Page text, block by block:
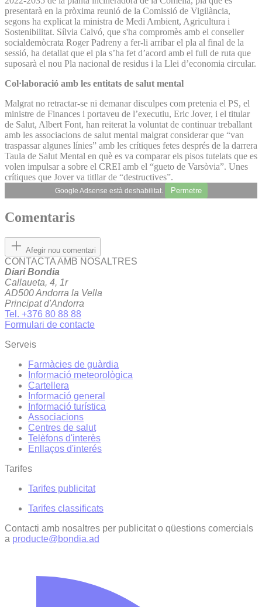
presentarà en la pròxima reunió de la Comissió de Vigilància,
segons ha explicat la ministra de Medi Ambient, Agricultura i
Sostenibilitat. Sílvia Calvó, que s'ha compromès amb el conseller
socialdemòcrata Roger Padreny a fer-li arribar el pla al final de la
sessió, ha detallat que el pla s’ha fet d’acord amb el full de ruta que
suposarà el nou Pla nacional de residus i la Llei d’economia circular.
Col·laboració amb les entitats de salut mental
Malgrat no retractar-se ni demanar disculpes com pretenia el PS, el
ministre de Finances i portaveu de l’executiu, Eric Jover, i el titular
de Salut, Albert Font, han reiterat la voluntat de continuar treballant
amb les associacions de salut mental malgrat considerar que “van
traspassar algunes línies” amb les crítiques fetes després de la darrera
Taula de Salut Mental en què es va comparar els pisos tutelats que es
volen impulsar a sobre el CREI amb el “gueto de Varsòvia”. Unes
crítiques que Jover va titllar de “destructives”.
Google Adsense està deshabilitat. Permetre
Comentaris
Afegir nou comentari
CONTACTA AMB NOSALTRES
Diari Bondia
Callaueta, 4, 1r
AD500 Andorra la Vella
Principat d'Andorra
Tel. +376 80 88 88
Formulari de contacte
Serveis
Farmàcies de guàrdia
Informació meteorològica
Cartellera
Informació general
Informació turística
Associacions
Centres de salut
Telèfons d'interès
Enllaços d'interés
Tarifes
Tarifes publicitat
Tarifes classificats
Contacti amb nosaltres per publicitat o qüestions comercials
a producte@bondia.ad